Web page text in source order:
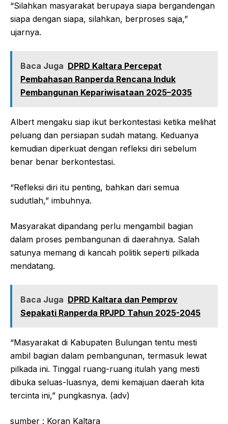
“Silahkan masyarakat berupaya siapa bergandengan
siapa dengan siapa, silahkan, berproses saja,”
ujarnya.
Baca Juga DPRD Kaltara Percepat
Pembahasan Ranperda Rencana Induk
Pembangunan Kepariwisataan 2025–2035
Albert mengaku siap ikut berkontestasi ketika melihat
peluang dan persiapan sudah matang. Keduanya
kemudian diperkuat dengan refleksi diri sebelum
benar benar berkontestasi.
“Refleksi diri itu penting, bahkan dari semua
sudutlah,” imbuhnya.
Masyarakat dipandang perlu mengambil bagian
dalam proses pembangunan di daerahnya. Salah
satunya memang di kancah politik seperti pilkada
mendatang.
Baca Juga DPRD Kaltara dan Pemprov
Sepakati Ranperda RPJPD Tahun 2025-2045
“Masyarakat di Kabupaten Bulungan tentu mesti
ambil bagian dalam pembangunan, termasuk lewat
pilkada ini. Tinggal ruang-ruang itulah yang mesti
dibuka seluas-luasnya, demi kemajuan daerah kita
tercinta ini,” pungkasnya. (adv)
sumber : Koran Kaltara